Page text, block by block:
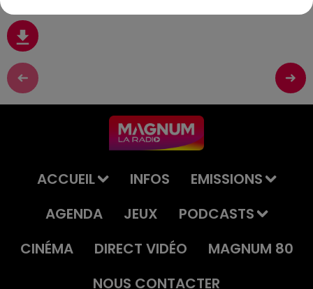
ACCUEIL INFOS
EMISSIONS
AGENDA
JEUX
PODCASTS
CINÉMA
DIRECT VIDÉO
MAGNUM 80
NOUS CONTACTER